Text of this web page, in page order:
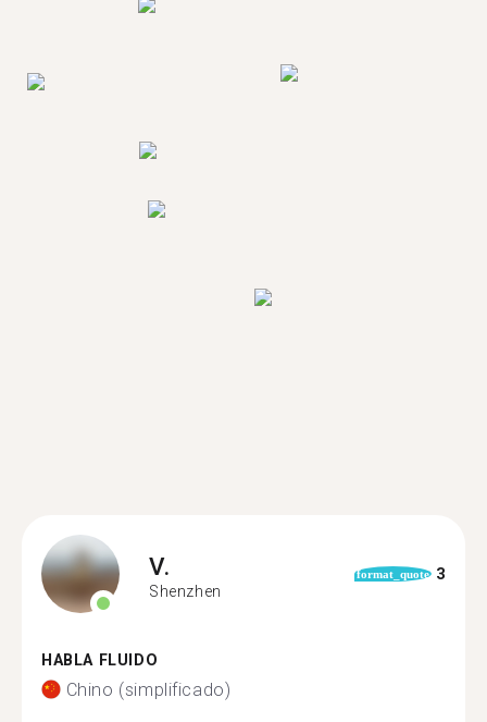
V.
Shenzhen
format_quote 3
HABLA FLUIDO
Chino (simplificado)